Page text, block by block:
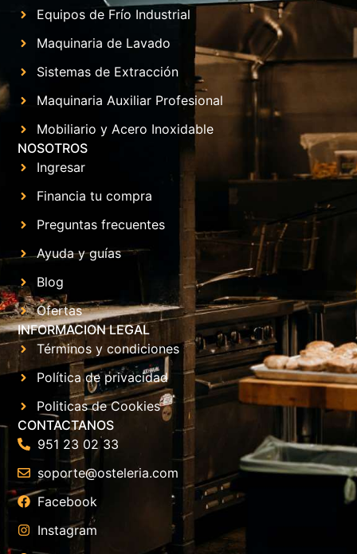
Equipos de Frío Industrial
Maquinaria de Lavado
Sistemas de Extracción
Maquinaria Auxiliar Profesional
Mobiliario y Acero Inoxidable
NOSOTROS
Ingresar
Financia tu compra
Preguntas frecuentes
Ayuda y guías
Blog
Ofertas
INFORMACION LEGAL
Términos y condiciones
Política de privacidad
Politicas de Cookies
CONTACTANOS
951 23 02 33
soporte@osteleria.com
Facebook
Instagram